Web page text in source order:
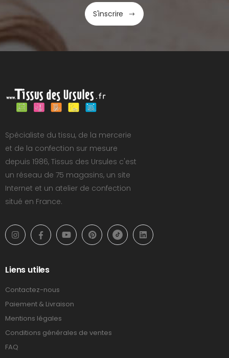
S'inscrire
Spécialiste du tissu, de la mercerie
et de la confection sur mesure
depuis 1986, Tissus des Ursules c'est
un réseau de 75 magasins, un site
Internet et un atelier de confection
situé en France.
Liens utiles
Contactez-nous
Paiement & Livraison
Mentions légales
Conditions générales de ventes
FAQ